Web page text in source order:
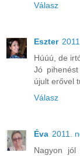
Válasz
Eszter
Húúú, de
Jó
újult erővel
Válasz
Éva 2011.
Nagyon